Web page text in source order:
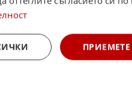
на
като надделя над
от престижния